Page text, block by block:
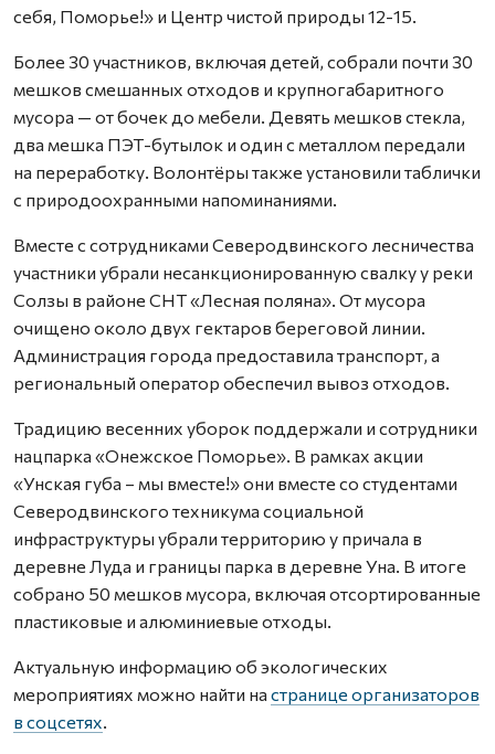
себя, Поморье!» и Центр чистой природы 12-15.
Более 30 участников, включая детей, собрали почти 30
мешков смешанных отходов и крупногабаритного
мусора — от бочек до мебели. Девять мешков стекла,
два мешка ПЭТ-бутылок и один с металлом передали
на переработку. Волонтёры также установили таблички
с природоохранными напоминаниями.
Вместе с сотрудниками Северодвинского лесничества
участники убрали несанкционированную свалку у реки
Солзы в районе СНТ «Лесная поляна». От мусора
очищено около двух гектаров береговой линии.
Администрация города предоставила транспорт, а
региональный оператор обеспечил вывоз отходов.
Традицию весенних уборок поддержали и сотрудники
нацпарка «Онежское Поморье». В рамках акции
«Унская губа – мы вместе!» они вместе со студентами
Северодвинского техникума социальной
инфраструктуры убрали территорию у причала в
деревне Луда и границы парка в деревне Уна. В итоге
собрано 50 мешков мусора, включая отсортированные
пластиковые и алюминиевые отходы.
Актуальную информацию об экологических
мероприятиях можно найти на странице организаторов
в соцсетях.